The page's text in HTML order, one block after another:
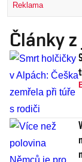
Reklama
Články